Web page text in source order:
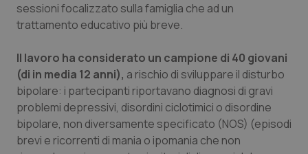
Lazio
Lombardia
Marche
Diabete & glucometri
Dolore
Donna & Salute
sessioni focalizzato sulla famiglia che ad un
trattamento educativo più breve.
Il lavoro ha considerato un campione di 40 giovani
(di in media 12 anni), a rischio di sviluppare il disturbo
bipolare: i partecipanti riportavano diagnosi di gravi
problemi depressivi, disordini ciclotimici o disordine
bipolare, non diversamente specificato (NOS) (episodi
brevi e ricorrenti di mania o ipomania che non